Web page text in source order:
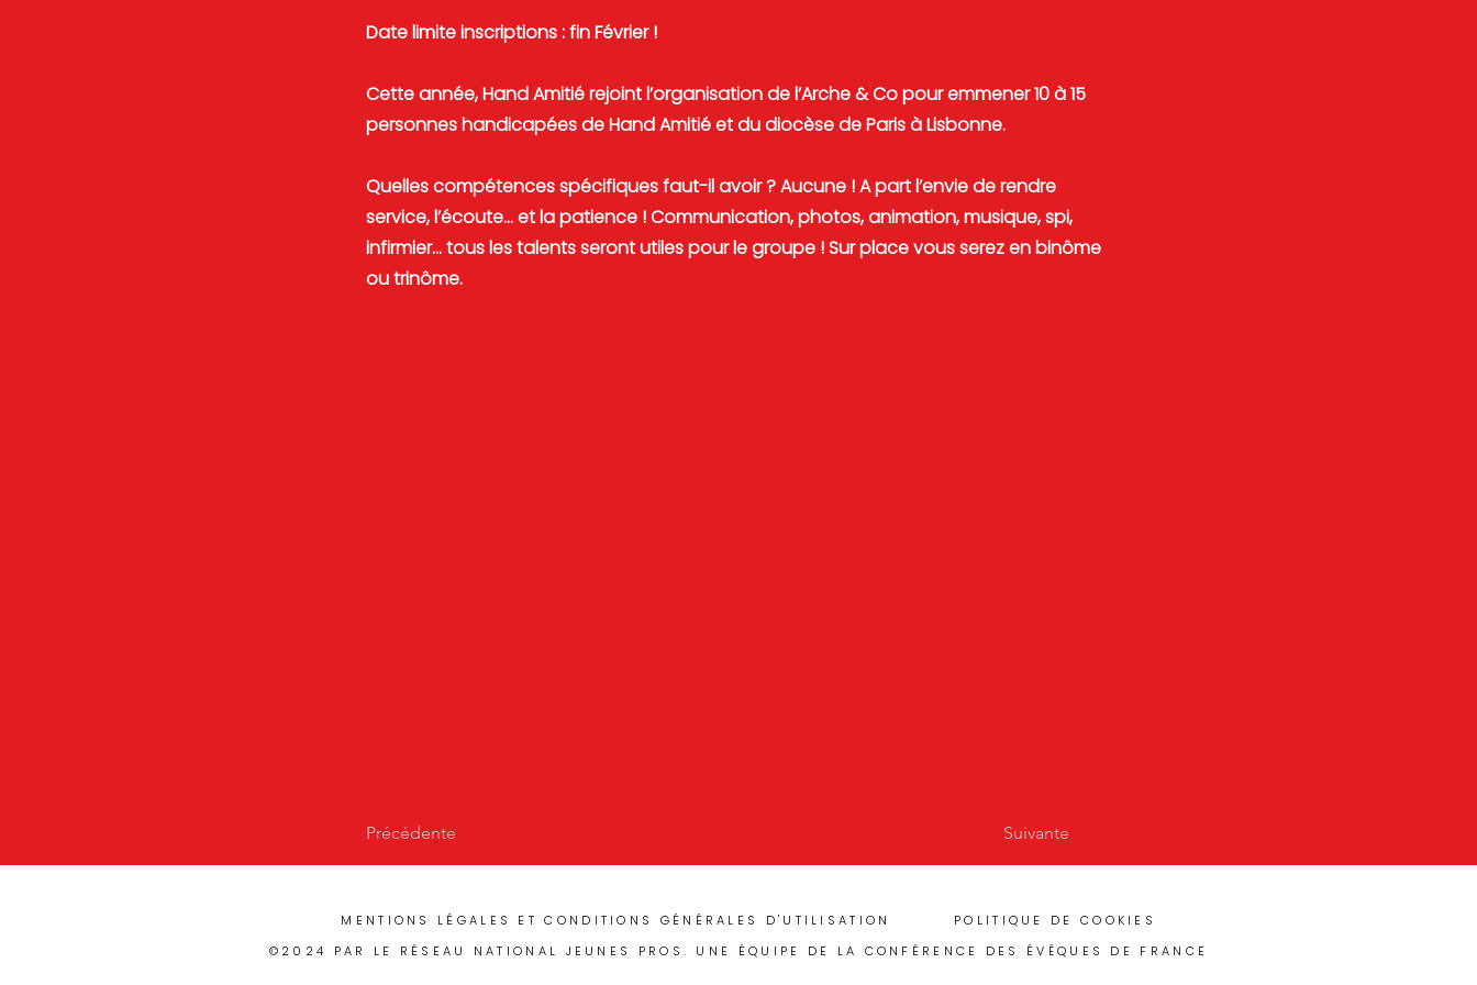
Date limite inscriptions : fin Février !
Cette année, Hand Amitié rejoint l’organisation de l’Arche & Co pour emmener 10 à 15
personnes handicapées de Hand Amitié et du diocèse de Paris à Lisbonne.
Quelles compétences spécifiques faut-il avoir ? Aucune ! A part l’envie de rendre
service, l’écoute... et la patience ! Communication, photos, animation, musique, spi,
infirmier... tous les talents seront utiles pour le groupe ! Sur place vous serez en binôme
ou trinôme.
Précédente Suivante
MENTIONS LÉGALES ET CONDITIONS GÉNÉRALES D'UTILISATION
POLITIQUE DE COOKIES
©2024 PAR LE RÉSEAU NATIONAL JEUNES PROS. UNE ÉQUIPE DE LA CONFÉRENCE DES ÉVÊQUES DE FRANCE